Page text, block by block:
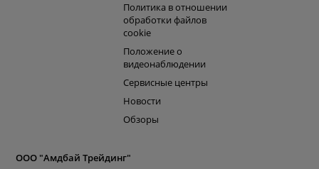
Политика в отношении
обработки файлов
cookie
Положение о
видеонаблюдении
Сервисные центры
Новости
Обзоры
ООО "Амдбай Трейдинг"